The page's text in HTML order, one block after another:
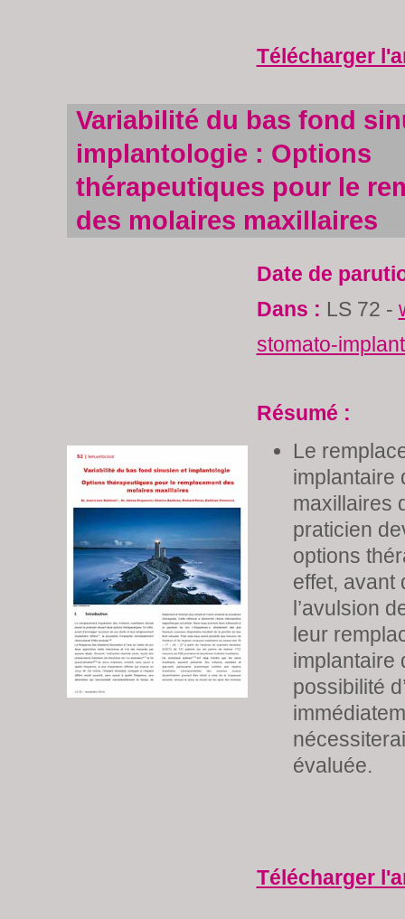
Télécharger
Variabilité du bas fond
implantologie : Options
thérapeutiques pour le
des molaires maxillaires
Date de
Dans : LS 72 -
stomato-
Résumé :
Le
implantaire
maxillaires
praticien
options
effet, avant
l’avulsion
leur
implantaire
possibilité
évaluée.
Télécharger